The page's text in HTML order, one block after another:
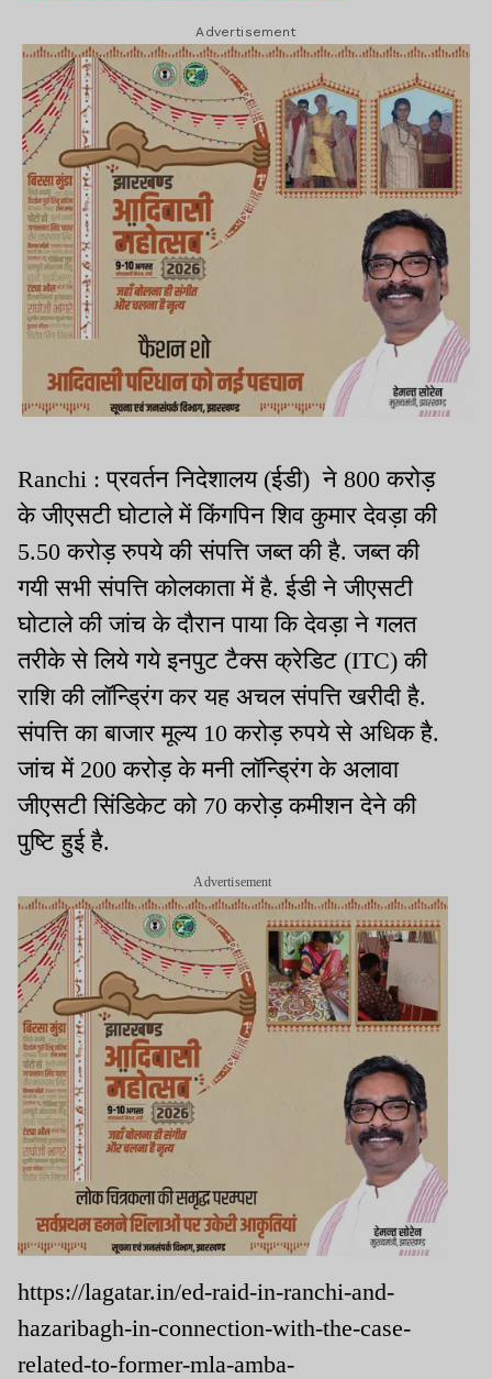
Advertisement
Ranchi : प्रवर्तन निदेशालय (ईडी) ने 800 करोड़
के जीएसटी घोटाले में किंगपिन शिव कुमार देवड़ा की
5.50 करोड़ रुपये की संपत्ति जब्त की है. जब्त की
गयी सभी संपत्ति कोलकाता में है. ईडी ने जीएसटी
घोटाले की जांच के दौरान पाया कि देवड़ा ने गलत
तरीके से लिये गये इनपुट टैक्स क्रेडिट (ITC) की
राशि की लॉन्ड्रिंग कर यह अचल संपत्ति खरीदी है.
संपत्ति का बाजार मूल्य 10 करोड़ रुपये से अधिक है.
जांच में 200 करोड़ के मनी लॉन्ड्रिंग के अलावा
जीएसटी सिंडिकेट को 70 करोड़ कमीशन देने की
पुष्टि हुई है.
Advertisement
https://lagatar.in/ed-raid-in-ranchi-and-
hazaribagh-in-connection-with-the-case-
related-to-former-mla-amba-